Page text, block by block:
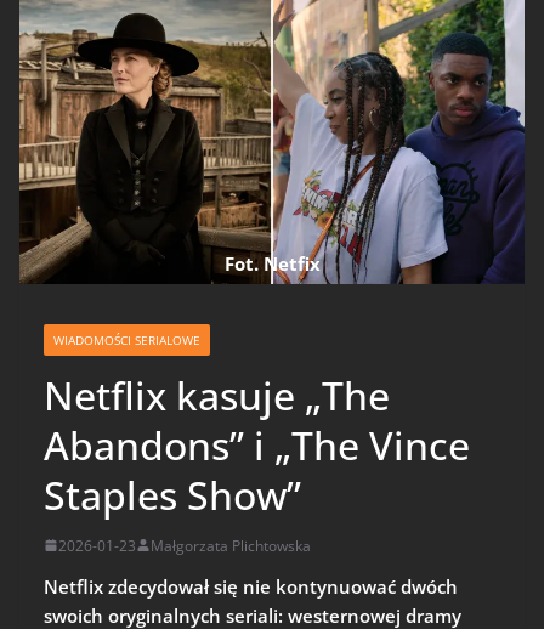
Fot. Netfix
WIADOMOŚCI SERIALOWE
Netflix kasuje „The
Abandons” i „The Vince
Staples Show”
2026-01-23 Małgorzata Plichtowska
Netflix zdecydował się nie kontynuować dwóch
swoich oryginalnych seriali: westernowej dramy